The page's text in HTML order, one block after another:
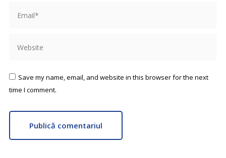
Save my name, email, and website in this browser for the next
time I comment.
Publică comentariul